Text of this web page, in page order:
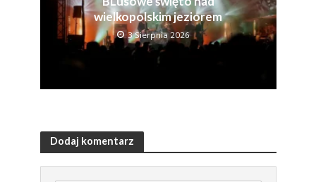
wielkopolskim jeziorem
3 Sierpnia 2026
Dodaj komentarz